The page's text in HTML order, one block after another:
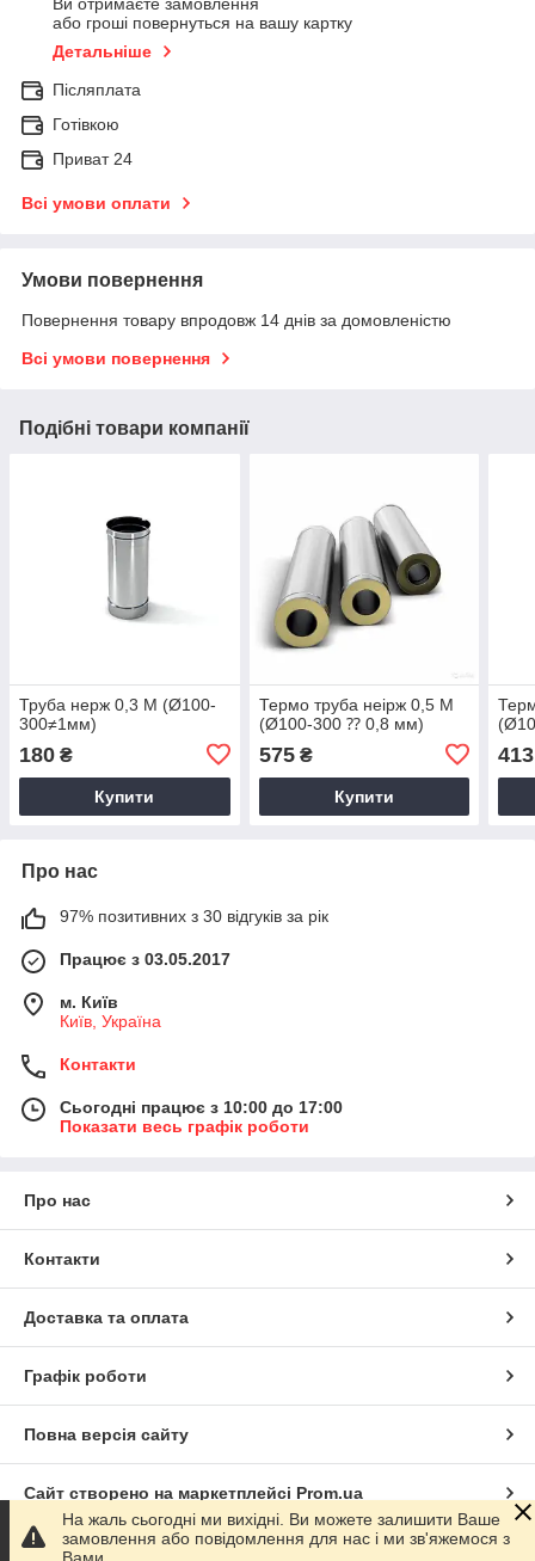
Ви отримаєте замовлення
або гроші повернуться на вашу картку
Детальніше
Післяплата
Готівкою
Приват 24
Всі умови оплати
Умови повернення
Повернення товару впродовж 14 днів за домовленістю
Всі умови повернення
Подібні товари компанії
Труба нерж 0,3 М (Ø100-
300≠1мм)
180 ₴
Купити
Термо труба неірж 0,5 М
(Ø100-300 ⁇ 0,8 мм)
575₴
Купити
413
Про нас
97% позитивних з 30 відгуків за рік
Працює з 03.05.2017
м. Київ
Київ, Україна
Контакти
Сьогодні працює з 10:00 до 17:00
Показати весь графік роботи
Про нас
Контакти
Доставка та оплата
Графік роботи
Повна версія сайту
Сайт створено на маркетплейсі Prom.ua
Політика конфіденційності
На жаль сьогодні ми вихідні. Ви можете залишити Ваше
замовлення або повідомлення для нас і ми зв'яжемося з